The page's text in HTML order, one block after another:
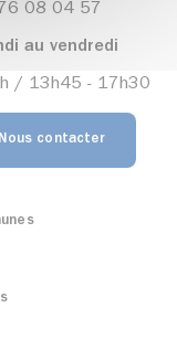
08 04 57
au vendredi
/ 13h45 - 17h30
Nous contacter